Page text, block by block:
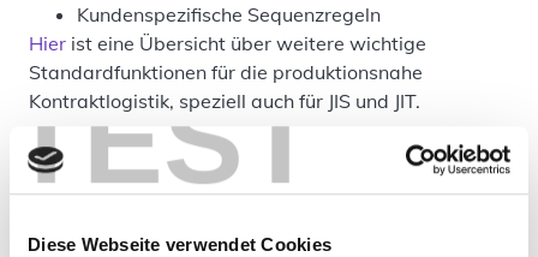
TEST
Diese Webseite verwendet Cookies
Kundenspezifische Sequenzregeln
Hier ist eine Übersicht über weitere wichtige
Standardfunktionen für die produktionsnahe
Kontraktlogistik, speziell auch für JIS und JIT.
Welche Vorteile bringt Software für
JIS in der Logistik?
Die Vorteile sind klar: